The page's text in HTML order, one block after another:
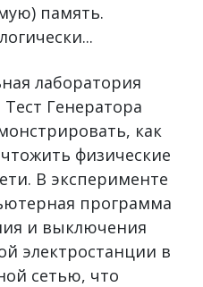
память.
лаборатория
Генератора
как
физические
В эксперименте
программа
и выключения
электростанции в
сетью, что